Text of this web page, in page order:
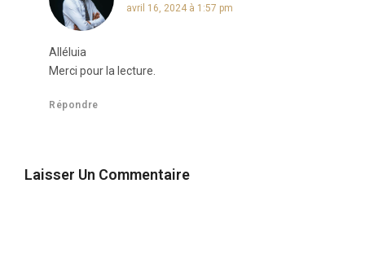
avril 16, 2024 à 1:57 pm
Alléluia
Merci pour la lecture.
Répondre
Laisser Un Commentaire